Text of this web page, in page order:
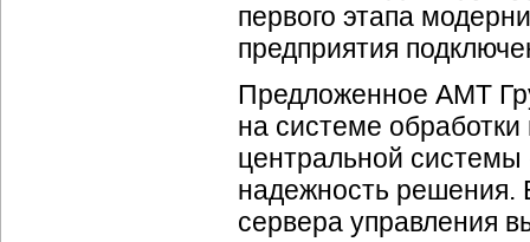
первого этапа
предприятия
Предложенное АМТ
на системе
центральной системы
надежность решения.
сервера управления